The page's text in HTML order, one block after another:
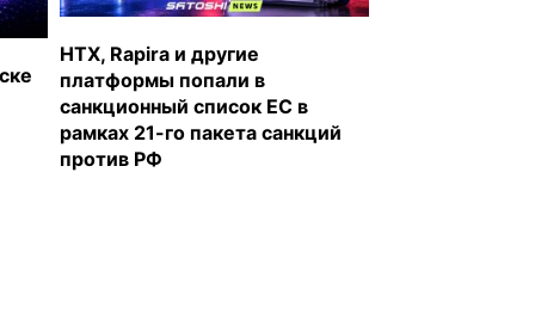
HTX, Rapira и другие
платформы попали в
санкционный список ЕС в
рамках 21-го пакета санкций
против РФ